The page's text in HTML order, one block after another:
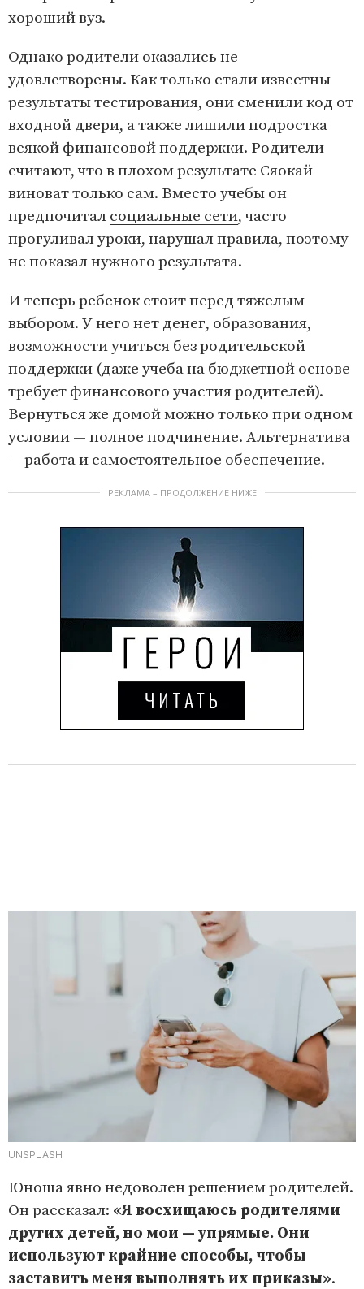
хороший вуз.
Однако родители оказались не
удовлетворены. Как только стали известны
результаты тестирования, они сменили код от
входной двери, а также лишили подростка
всякой финансовой поддержки. Родители
считают, что в плохом результате Сяокай
виноват только сам. Вместо учебы он
предпочитал социальные сети, часто
прогуливал уроки, нарушал правила, поэтому
не показал нужного результата.
И теперь ребенок стоит перед тяжелым
выбором. У него нет денег, образования,
возможности учиться без родительской
поддержки (даже учеба на бюджетной основе
требует финансового участия родителей).
Вернуться же домой можно только при одном
условии — полное подчинение. Альтернатива
— работа и самостоятельное обеспечение.
РЕКЛАМА – ПРОДОЛЖЕНИЕ НИЖЕ
UNSPLASH
Юноша явно недоволен решением родителей.
Он рассказал: «Я восхищаюсь родителями
других детей, но мои — упрямые. Они
используют крайние способы, чтобы
заставить меня выполнять их приказы».